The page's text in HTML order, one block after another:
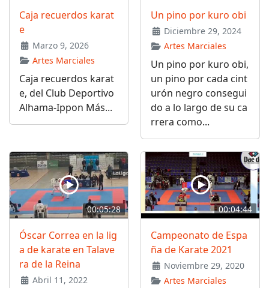
Caja recuerdos karat
e
Marzo 9, 2026
Artes Marciales
Caja recuerdos karat
e, del Club Deportivo
Alhama-Ippon Más...
Un pino por kuro obi
Diciembre 29, 2024
Artes Marciales
Un pino por kuro obi,
un pino por cada cint
urón negro consegui
do a lo largo de su ca
rrera como...
00:05:28
Óscar Correa en la lig
a de karate en Talave
ra de la Reina
Abril 11, 2022
00:04:44
Campeonato de Espa
ña de Karate 2021
Noviembre 29, 2020
Artes Marciales